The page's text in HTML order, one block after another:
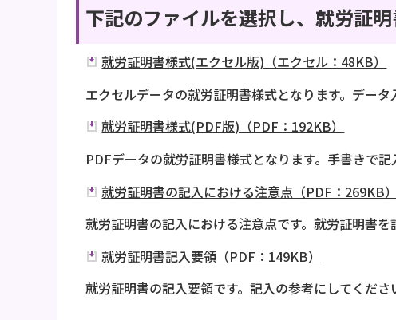
下記のファイルを選択し、就労証
就労証明書様式(エクセル版)（エクセル：48KB）
エクセルデータの就労証明書様式となります。データ
就労証明書様式(PDF版)（PDF：192KB）
PDFデータの就労証明書様式となります。手書きで記
就労証明書の記入における注意点（PDF：269KB）
就労証明書の記入における注意点です。就労証明書を
就労証明書記入要領（PDF：149KB）
就労証明書の記入要領です。記入の参考にしてくださ